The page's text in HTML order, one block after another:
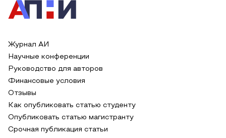
Журнал АИ
Научные конференции
Руководство для авторов
Финансовые условия
Отзывы
Как опубликовать статью студенту
Опубликовать статью магистранту
Срочная публикация статьи